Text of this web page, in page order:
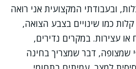
ובעבודתי המקצועית אני רואה
קלות כמו שינויים בצבע הצואה,
עצירות. במקרים נדירים,
שמצופה, דבר שמצריך בחינה